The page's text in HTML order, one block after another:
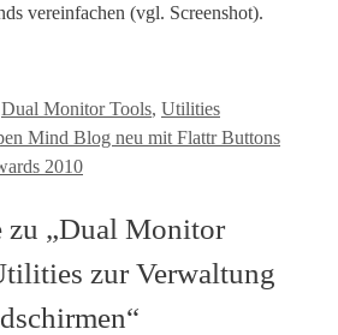
vereinfachen (vgl. Screenshot).
Dual Monitor Tools, Utilities
Mind Blog neu mit Flattr Buttons
2010
zu „Dual Monitor
zur Verwaltung